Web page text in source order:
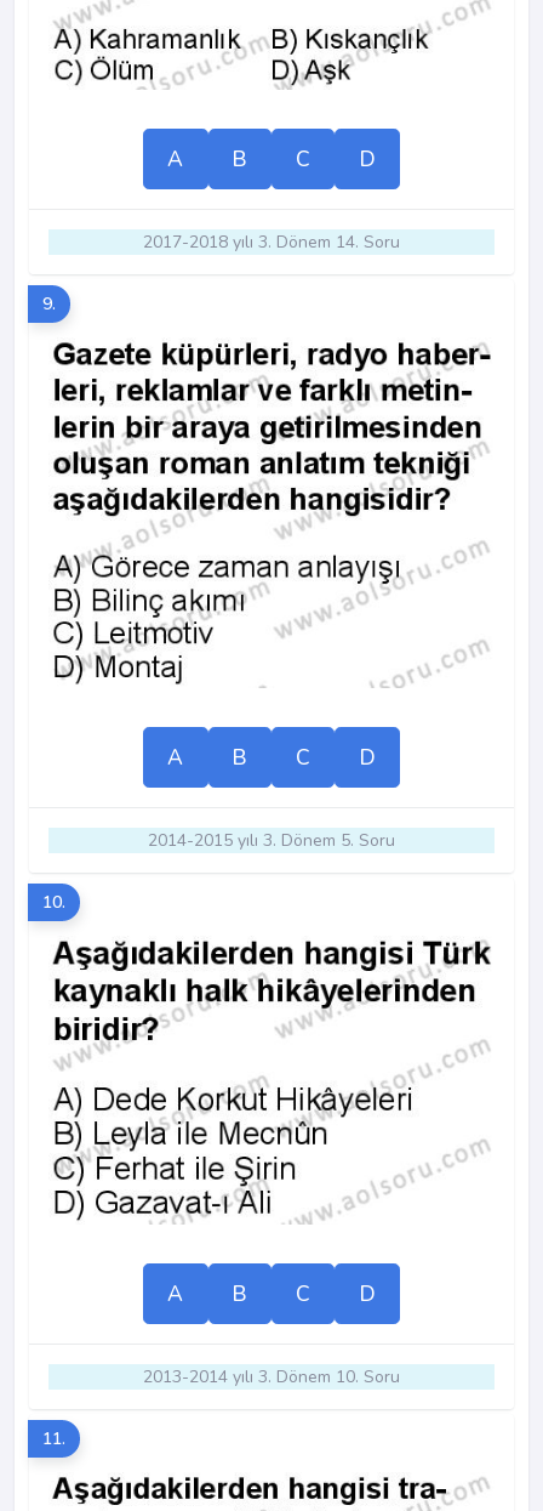
A B C D
2017-2018 yılı 3. Dönem 14. Soru
9.
A B C D
2014-2015 yılı 3. Dönem 5. Soru
10.
A B C D
2013-2014 yılı 3. Dönem 10. Soru
11.